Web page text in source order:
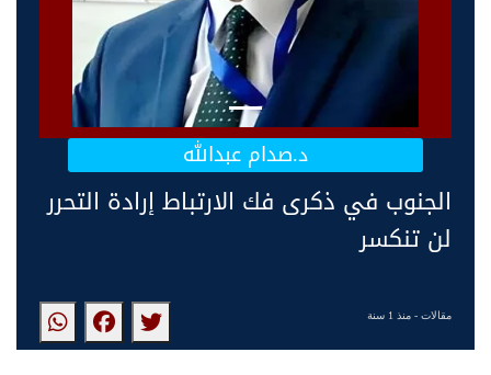
د.صدام عبدالله
‏الجنوب في ذكرى فك الارتباط إرادة التحرر
لن تنكسر
مقالات- منذ 1 سنة